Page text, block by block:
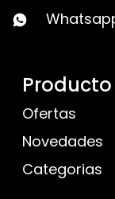
Producto
Ofertas
Novedades
Categorias